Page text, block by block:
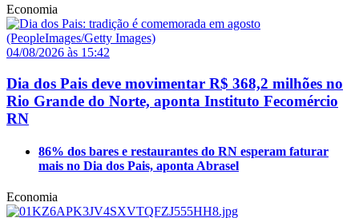
Economia
04/08/2026 às 15:42
Dia dos Pais deve movimentar R$ 368,2 milhões no
Rio Grande do Norte, aponta Instituto Fecomércio
RN
86% dos bares e restaurantes do RN esperam faturar
mais no Dia dos Pais, aponta Abrasel
Economia